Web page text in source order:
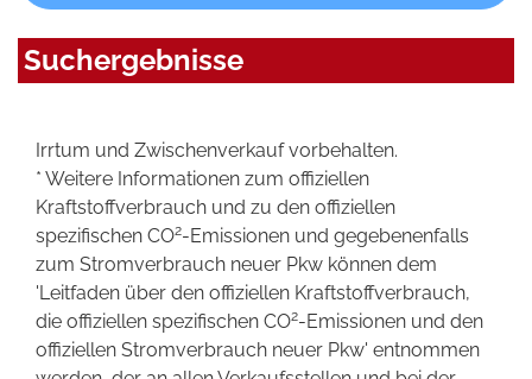
Suchergebnisse
Irrtum und Zwischenverkauf vorbehalten.
* Weitere Informationen zum offiziellen
Kraftstoffverbrauch und zu den offiziellen
spezifischen CO2-Emissionen und gegebenenfalls
zum Stromverbrauch neuer Pkw können dem
'Leitfaden über den offiziellen Kraftstoffverbrauch,
die offiziellen spezifischen CO2-Emissionen und den
offiziellen Stromverbrauch neuer Pkw' entnommen